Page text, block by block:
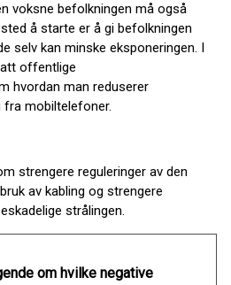
voksne befolkningen må også
å starte er å gi befolkningen
selv kan minske eksponeringen. I
offentlige
hvordan man reduserer
mobiltelefoner.
strengere reguleringer av den
av kabling og strengere
strålingen.
om hvilke negative